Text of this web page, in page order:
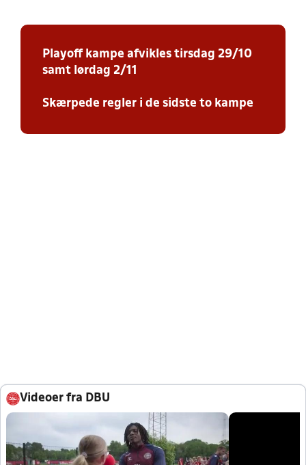
Playoff kampe afvikles tirsdag 29/10
samt lørdag 2/11
Skærpede regler i de sidste to kampe
Videoer fra DBU